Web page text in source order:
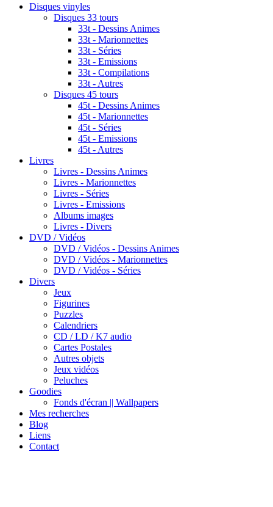
Disques vinyles
Disques 33 tours
33t - Dessins Animes
33t - Marionnettes
33t - Séries
33t - Emissions
33t - Compilations
33t - Autres
Disques 45 tours
45t - Dessins Animes
45t - Marionnettes
45t - Séries
45t - Emissions
45t - Autres
Livres
Livres - Dessins Animes
Livres - Marionnettes
Livres - Séries
Livres - Emissions
Albums images
Livres - Divers
DVD / Vidéos
DVD / Vidéos - Dessins Animes
DVD / Vidéos - Marionnettes
DVD / Vidéos - Séries
Divers
Jeux
Figurines
Puzzles
Calendriers
CD / LD / K7 audio
Cartes Postales
Autres objets
Jeux vidéos
Peluches
Goodies
Fonds d'écran || Wallpapers
Mes recherches
Blog
Liens
Contact